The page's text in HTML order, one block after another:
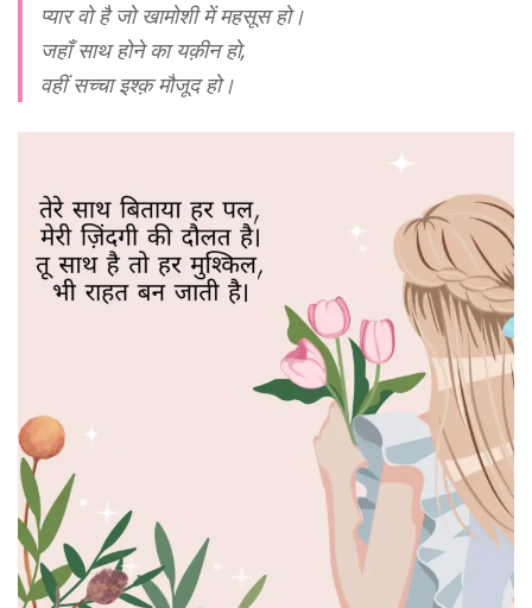
प्यार वो है जो खामोशी में महसूस हो।
जहाँ साथ होने का यक़ीन हो,
वहीं सच्चा इश्क़ मौजूद हो।